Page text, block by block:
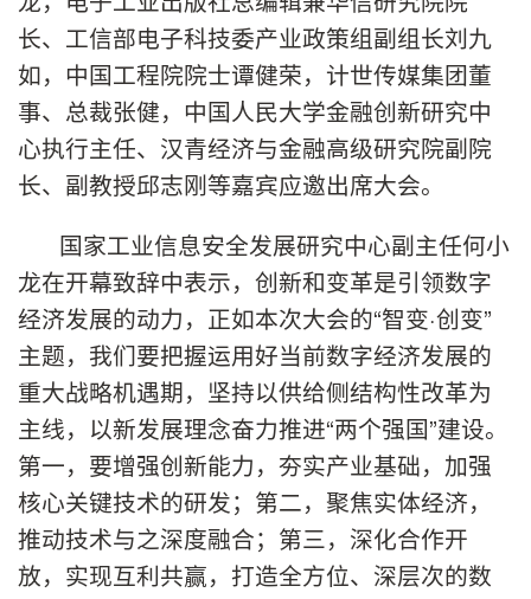
长、工信部电子科技委产业政策组副组长刘九
如，中国工程院院士谭健荣，计世传媒集团董
事、总裁张健，中国人民大学金融创新研究中
心执行主任、汉青经济与金融高级研究院副院
长、副教授邱志刚等嘉宾应邀出席大会。
国家工业信息安全发展研究中心副主任何小
龙在开幕致辞中表示，创新和变革是引领数字
经济发展的动力，正如本次大会的“智变·创变”
主题，我们要把握运用好当前数字经济发展的
重大战略机遇期，坚持以供给侧结构性改革为
主线，以新发展理念奋力推进“两个强国”建设。
第一，要增强创新能力，夯实产业基础，加强
核心关键技术的研发；第二，聚焦实体经济，
推动技术与之深度融合；第三，深化合作开
放，实现互利共赢，打造全方位、深层次的数